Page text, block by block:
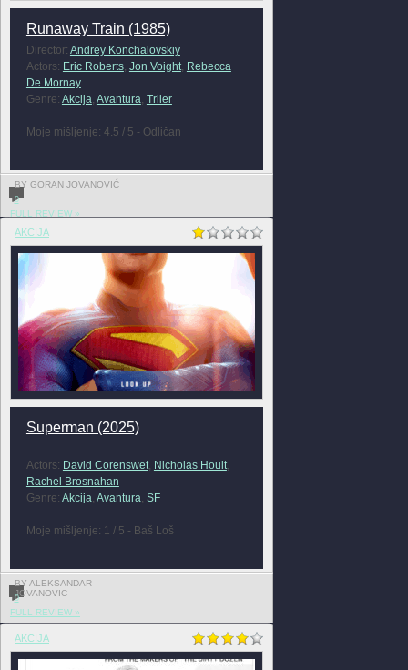
Runaway Train (1985)
Director: Andrey Konchalovskiy
Actors: Eric Roberts, Jon Voight, Rebecca
De Mornay
Genre: Akcija Avantura Triler
Moje mišljenje: 4.5 / 5 - Odličan
BY GORAN JOVANOVIĆ
0
FULL REVIEW »
AKCIJA
Superman (2025)
Actors: David Corenswet, Nicholas Hoult,
Rachel Brosnahan
Genre: Akcija Avantura SF
Moje mišljenje: 1 / 5 - Baš Loš
BY ALEKSANDAR
JOVANOVIC
0
FULL REVIEW »
AKCIJA